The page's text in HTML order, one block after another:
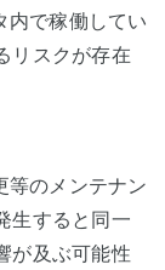
で稼働してい
リスクが存在
のメンテナン
生すると同一
が及ぶ可能性